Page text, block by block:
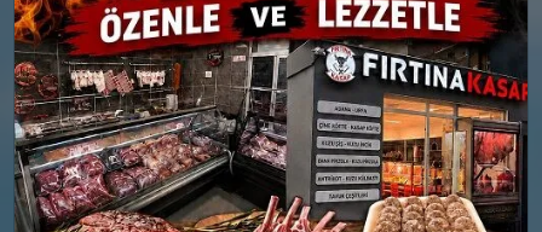
26 MART
PERŞEMBE
8°
Bölgesel düzensiz yağmur
27 MART
CUMA
6°
Orta kuvvetli yağmurlu